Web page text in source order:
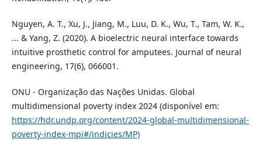
Nguyen, A. T., Xu, J., Jiang, M., Luu, D. K., Wu, T., Tam, W. K.,
... & Yang, Z. (2020). A bioelectric neural interface towards
intuitive prosthetic control for amputees. Journal of neural
engineering, 17(6), 066001.
ONU - Organização das Nações Unidas. Global
multidimensional poverty index 2024 (disponível em:
https://hdr.undp.org/content/2024-global-multidimensional-
poverty-index-mpi#/indicies/MP)